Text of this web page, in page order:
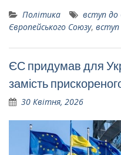
Політика вступ до
Європейського Союзу, вступ
ЄС придумав для
замість
30 Квітня, 2026